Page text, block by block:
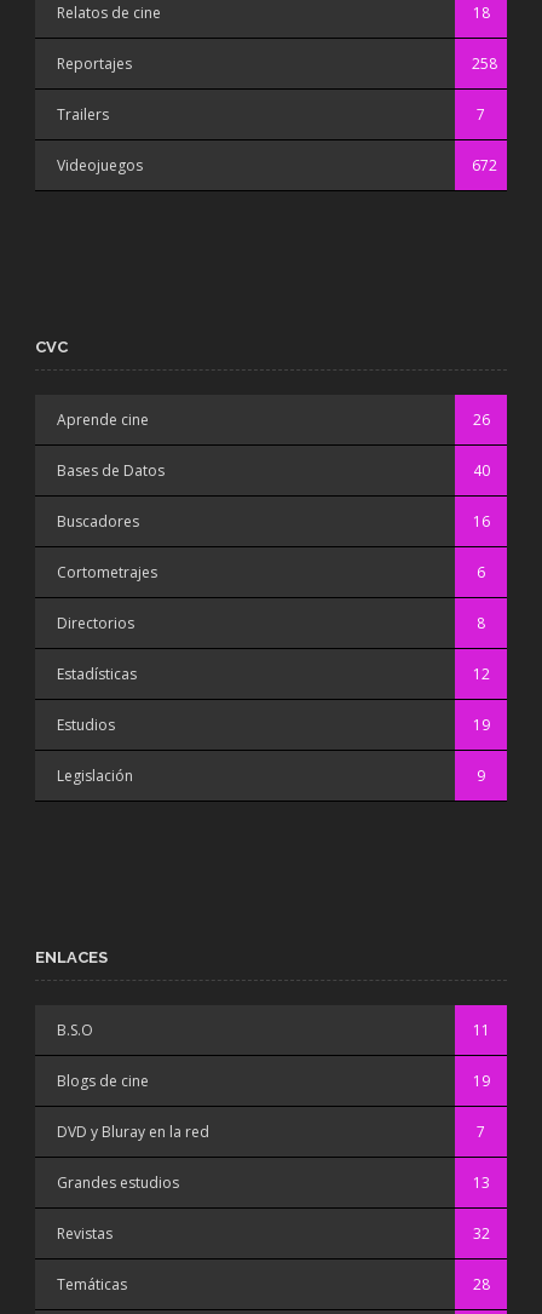
Relatos de cine 18
Reportajes 258
Trailers 7
Videojuegos 672
CVC
Aprende cine 26
Bases de Datos 40
Buscadores 16
Cortometrajes 6
Directorios 8
Estadísticas 12
Estudios 19
Legislación 9
ENLACES
B.S.O 11
Blogs de cine 19
DVD y Bluray en la red 7
Grandes estudios 13
Revistas 32
Temáticas 28